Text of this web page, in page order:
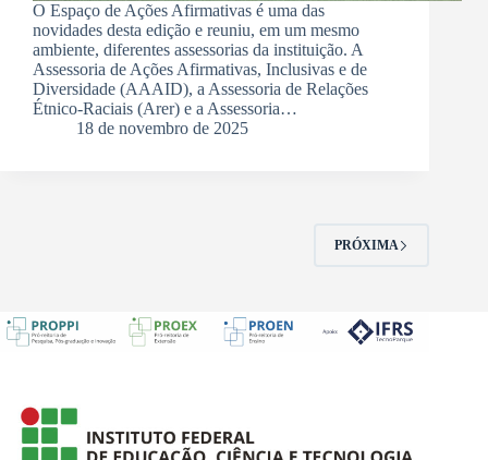
O Espaço de Ações Afirmativas é uma das
novidades desta edição e reuniu, em um mesmo
ambiente, diferentes assessorias da instituição. A
Assessoria de Ações Afirmativas, Inclusivas e de
Diversidade (AAAID), a Assessoria de Relações
Étnico-Raciais (Arer) e a Assessoria…
18 de novembro de 2025
PRÓXIMA